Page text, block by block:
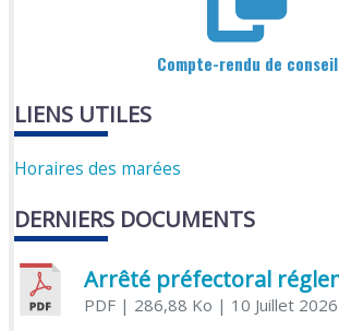
Compte-rendu de conseil
LIENS UTILES
Horaires des marées
DERNIERS DOCUMENTS
PDF| 286,88 Ko | 10 Juillet 2026